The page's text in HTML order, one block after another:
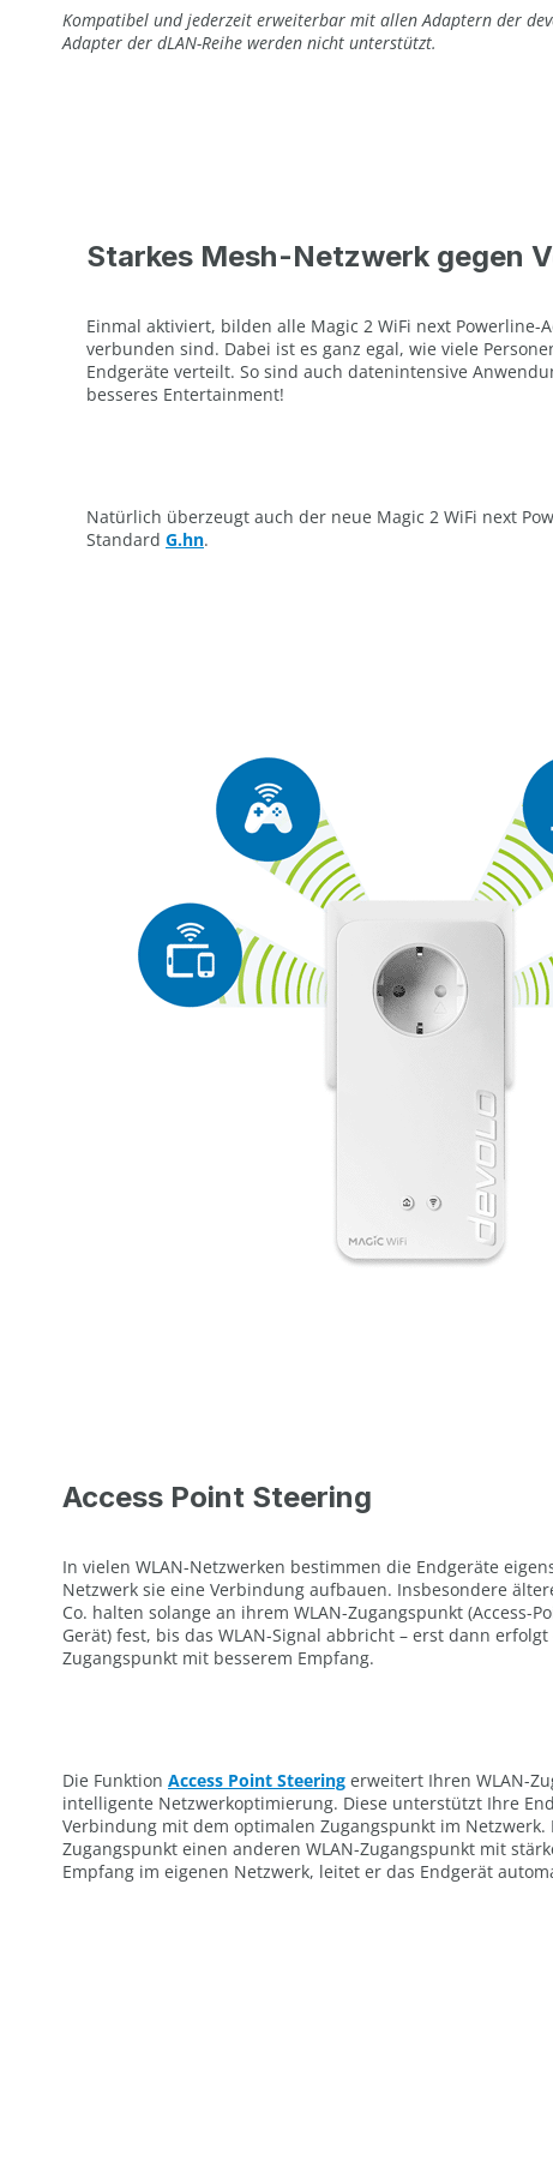
Kompatibel und jederzeit erweiterbar mit allen Adaptern der
Adapter der dLAN-Reihe werden nicht unterstützt.
Starkes Mesh-Netzwerk gegen
Einmal aktiviert, bilden alle Magic 2 WiFi next Powerline-
verbunden sind. Dabei ist es ganz egal, wie viele
Endgeräte verteilt. So sind auch datenintensive
besseres Entertainment!
Natürlich überzeugt auch der neue Magic 2 WiFi next
Standard G.hn.
Access Point Steering
In vielen WLAN-Netzwerken bestimmen die Endgeräte
Netzwerk sie eine Verbindung aufbauen. Insbesondere
Co. halten solange an ihrem WLAN-Zugangspunkt (Access-
Gerät) fest, bis das WLAN-Signal abbricht – erst dann erfolgt
Zugangspunkt mit besserem Empfang.
Die Funktion Access Point Steering erweitert Ihren WLAN-
intelligente Netzwerkoptimierung. Diese unterstützt Ihre
Verbindung mit dem optimalen Zugangspunkt im Netzwerk.
Zugangspunkt einen anderen WLAN-Zugangspunkt mit
Empfang im eigenen Netzwerk, leitet er das Endgerät